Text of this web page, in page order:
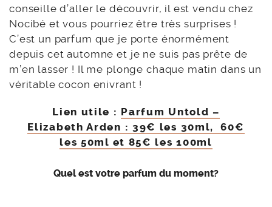
conseille d’aller le découvrir, il est vendu chez
Nocibé et vous pourriez être très surprises !
C’est un parfum que je porte énormément
depuis cet automne et je ne suis pas prête de
m’en lasser ! Il me plonge chaque matin dans un
véritable cocon enivrant !
Lien utile : Parfum Untold –
Elizabeth Arden : 39€ les 30ml, 60€
les 50ml et 85€ les 100ml
Quel est votre parfum du moment?